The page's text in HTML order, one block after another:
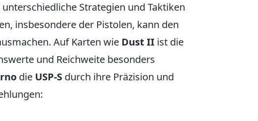
Strategien und Taktiken
insbesondere der Pistolen, kann den
Auf Karten wie Dust II ist die
und Reichweite besonders
die USP-S durch ihre Präzision und